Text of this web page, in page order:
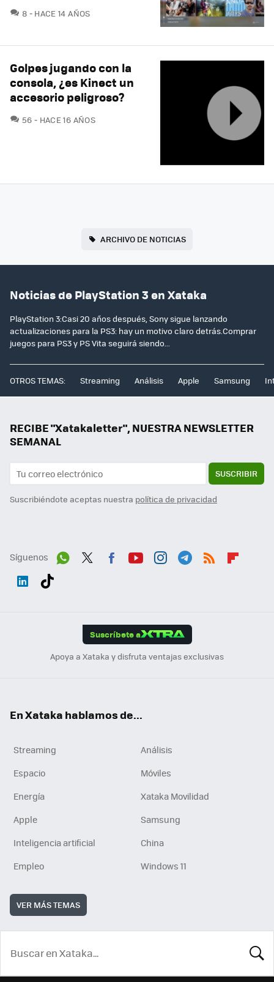
8 COMENTARIOS
HACE 14 AÑOS
Golpes jugando con la
consola, ¿es Kinect un
accesorio peligroso?
56 COMENTARIOS
HACE 16 AÑOS
ARCHIVO DE NOTICIAS
Noticias de PlayStation 3 en Xataka
PlayStation 3:Casi 20 años después, Sony sigue lanzando
actualizaciones para la PS3: hay un motivo claro detrás.Comprar
juegos para PS3 y PS Vita seguirá siendo...
OTROS TEMAS: Streaming Análisis Apple Samsung
RECIBE "Xatakaletter", NUESTRA NEWSLETTER
SEMANAL
SUSCRIBIR
Suscribiéndote aceptas nuestra política de privacidad
Síguenos
Suscríbete a
Apoya a Xataka y disfruta ventajas exclusivas
En Xataka hablamos de...
Streaming
Análisis
Espacio
Móviles
Energía
Xataka Movilidad
Apple
Samsung
Inteligencia artificial
China
Empleo
Windows 11
VER MÁS TEMAS